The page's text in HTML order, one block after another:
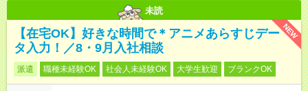
未読
NEW
【在宅OK】好きな時間で＊アニメあらすじデー
タ入力！／8・9月入社相談
派遣 職種未経験OK 社会人未経験OK 大学生歓迎 ブランクOK